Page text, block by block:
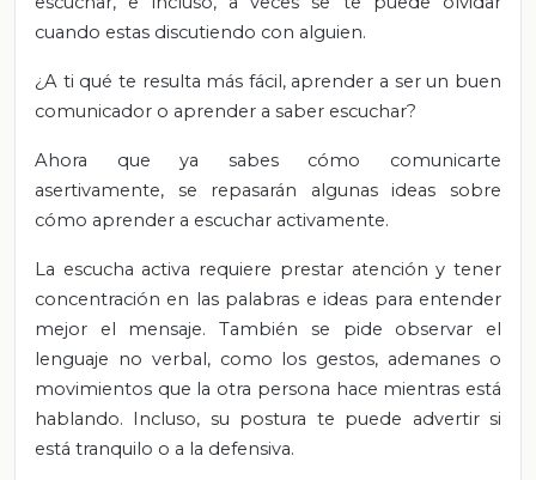
cuando estas discutiendo con alguien.
¿A ti qué te resulta más fácil, aprender a ser un buen
comunicador o aprender a saber escuchar?
Ahora que ya sabes cómo comunicarte
asertivamente, se repasarán algunas ideas sobre
cómo aprender a escuchar activamente.
La escucha activa requiere prestar atención y tener
concentración en las palabras e ideas para entender
mejor el mensaje. También se pide observar el
lenguaje no verbal, como los gestos, ademanes o
movimientos que la otra persona hace mientras está
hablando. Incluso, su postura te puede advertir si
está tranquilo o a la defensiva.